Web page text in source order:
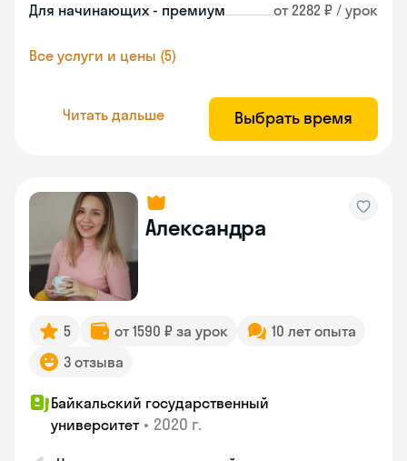
Для начинающих - премиум от 2282 ₽ / урок
Все услуги и цены (5)
Читать дальше Выбрать время
Александра
5 от 1590 ₽ за урок
10 лет опыта
3 отзыва
Байкальский государственный
университет • 2020 г.